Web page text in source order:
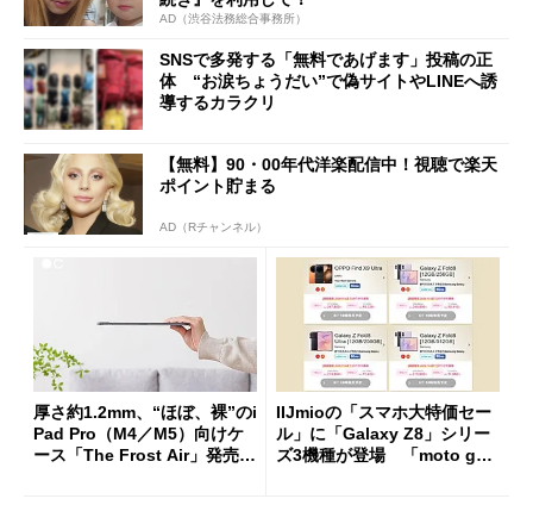
AD（渋谷法務総合事務所）
SNSで多発する「無料であげます」投稿の正
体 “お涙ちょうだい”で偽サイトやLINEへ誘
導するカラクリ
【無料】90・00年代洋楽配信中！視聴で楽天
ポイント貯まる
AD（Rチャンネル）
厚さ約1.2mm、“ほぼ、裸”のi
Pad Pro（M4／M5）向けケ
ース「The Frost Air」発売
IIJmioの「スマホ大特価セー
ル」に「Galaxy Z8」シリー
ズ3機種が登場 「moto g37